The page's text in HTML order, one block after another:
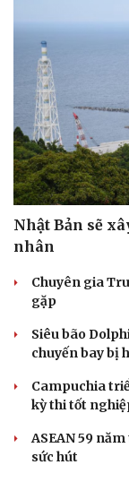
Nhật Bản sẽ
nhân
Chuyên gia
gặp
Siêu bão
chuyến bay bị
Campuchia
kỳ thi tốt
ASEAN 59
sức hút